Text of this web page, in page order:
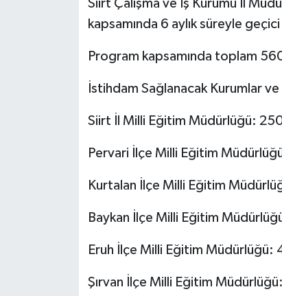
Siirt Çalışma ve İş Kurumu İl
kapsamında 6 aylık süreyle
Program kapsamında toplam
İstihdam Sağlanacak Kurumlar
Siirt İl Milli Eğitim Müdürlüğü:
Pervari İlçe Milli Eğitim
Kurtalan İlçe Milli Eğitim
Baykan İlçe Milli Eğitim
Eruh İlçe Milli Eğitim Müdürlüğü:
Şırvan İlçe Milli Eğitim